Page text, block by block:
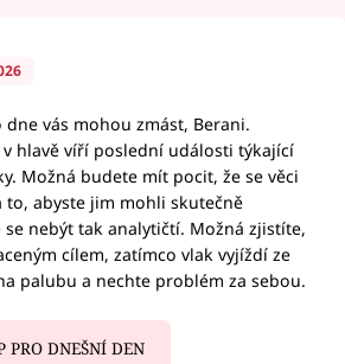
dne vás mohou zmást, Berani.
v hlavě víří poslední události týkající
Možná budete mít pocit, že se věci
abyste jim mohli skutečně
se nebýt tak analytičtí. Možná zjistíte,
cílem, zatímco vlak vyjíždí ze
palubu a nechte problém za sebou.
PRO DNEŠNÍ DEN